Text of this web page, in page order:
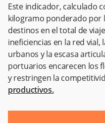
Este indicador, calculado
kilogramo ponderado por
destinos en el total de
ineficiencias en la red vial,
urbanos y la escasa
portuarios encarecen los
y restringen la
productivos.